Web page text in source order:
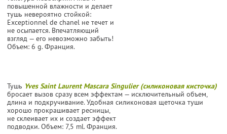
повышенной влажности и делает
тушь невероятно стойкой:
Exceptionnel de chanel не течет и
не осыпается. Впечатляющий
взгляд — его невозможно забыть!
Объем: 6 g. Франция.
Тушь Yves Saint Laurent Mascara Singulier (силиконовая кисточка)
бросает вызов сразу всем эффектам — исключительный объем,
длина и подкручивание. Удобная силиконовая щеточка туши
хорошо прокрашивает ресницы,
не склеивает их и создает эффект
подводки. Объем: 7,5 ml. Франция.